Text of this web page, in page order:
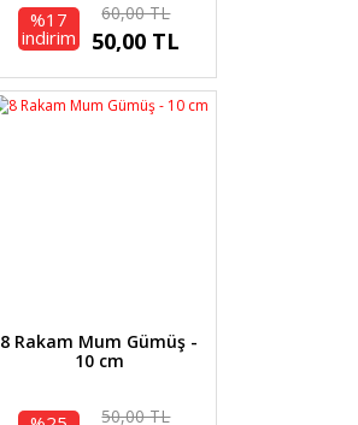
%17
indirim
60,00 TL
50,00 TL
8 Rakam Mum Gümüş -
10 cm
50,00 TL